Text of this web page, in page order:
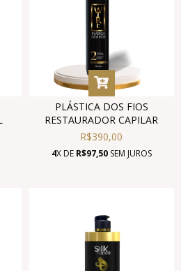
PLÁSTICA DOS FIOS
RESTAURADOR CAPILAR
R$390,00
4X DE R$97,50SEM JUROS